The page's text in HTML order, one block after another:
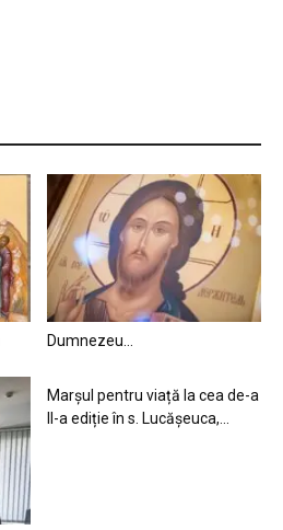
Dumnezeu…
Marșul pentru viață la cea de-a
II-a ediție în s. Lucășeuca,...